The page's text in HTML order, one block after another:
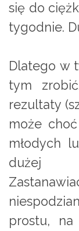
się do
tygodnie.
Dlatego w
tym
rezultaty
może
młodych
dużej
prostu,